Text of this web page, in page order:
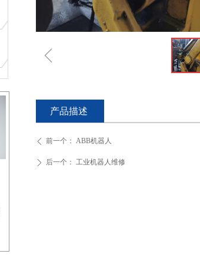
ꁆ
产品描述
ꄴ 前一个： ABB机器人
ꄲ 后一个： 工业机器人维修